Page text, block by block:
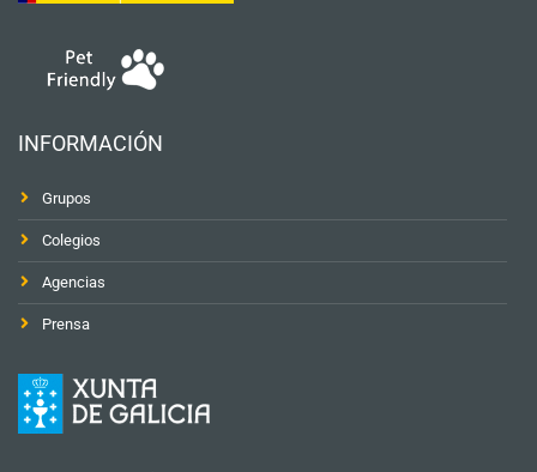
INFORMACIÓN
Grupos
Colegios
Agencias
Prensa